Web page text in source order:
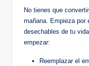
No tienes que
mañana. Empieza por
desechables de tu
empezar:
Reemplazar el